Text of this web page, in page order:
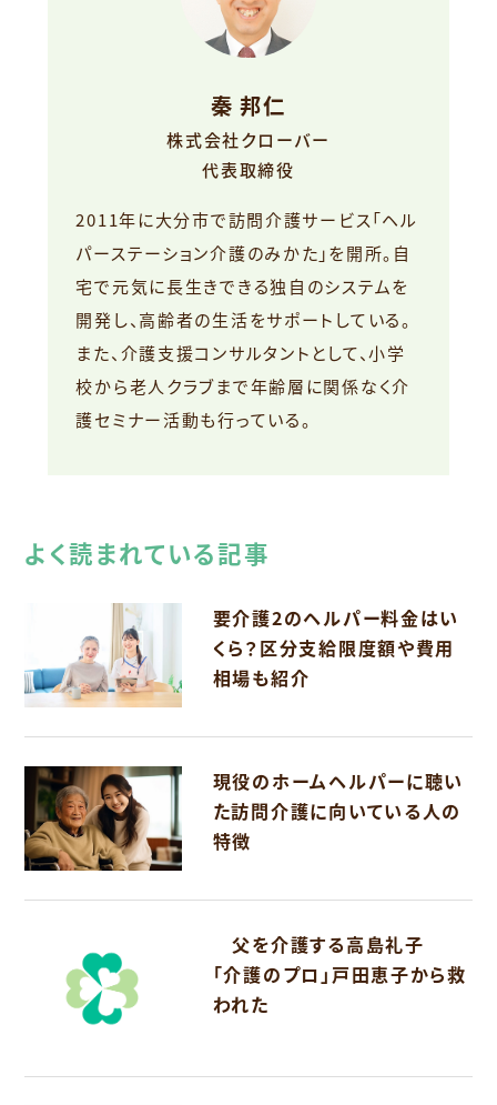
秦 邦仁
株式会社クローバー
代表取締役
2011年に大分市で訪問介護サービス「ヘル
パーステーション介護のみかた」を開所。自
宅で元気に長生きできる独自のシステムを
開発し、高齢者の生活をサポートしている。
また、介護支援コンサルタントとして、小学
校から老人クラブまで年齢層に関係なく介
護セミナー活動も行っている。
よく読まれている記事
要介護2のヘルパー料金はい
くら？区分支給限度額や費用
相場も紹介
現役のホームヘルパーに聴い
た訪問介護に向いている人の
特徴
父を介護する高島礼子
「介護のプロ」戸田恵子から救
われた